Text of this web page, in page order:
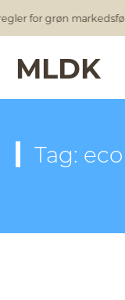
for grøn
MLDK
Tag: